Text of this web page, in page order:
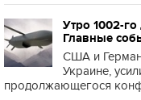
Утро 1002-
Главные
США и
Украине,
продолжающегося